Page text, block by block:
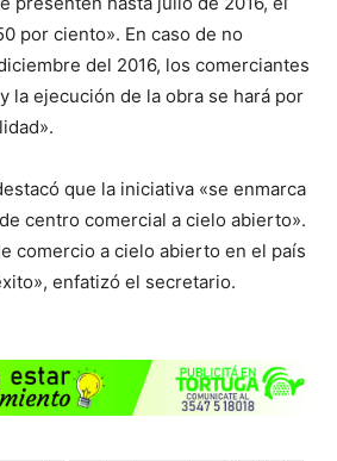
por ciento». En caso de no
del 2016, los comerciantes
la ejecución de la obra se hará por
que la iniciativa «se enmarca
centro comercial a cielo abierto».
comercio a cielo abierto en el país
enfatizó el secretario.